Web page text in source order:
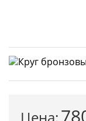
Цена: